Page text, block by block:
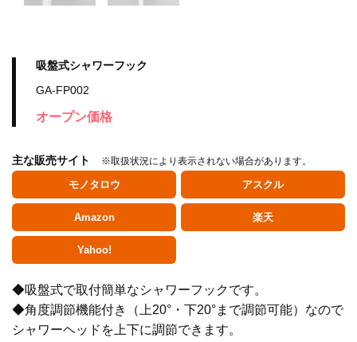
吸盤式シャワーフック
GA-FP002
オープン価格
主な販売サイト ※取扱状況により表示されない場合があります。
モノタロウ アスクル
Amazon 楽天
Yahoo!
◆吸盤式で取付簡単なシャワーフックです。
◆角度調節機能付き（上20°・下20°まで調節可能）なので
シャワーヘッドを上下に調節できます。
水栓金具